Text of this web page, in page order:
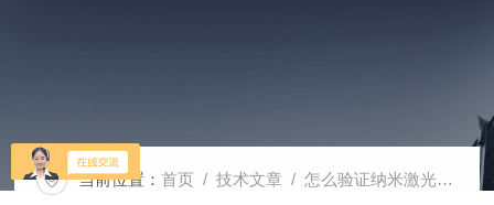
当前位置：首页 /技术文章 / 怎么验证纳米激光粒度仪的准确度